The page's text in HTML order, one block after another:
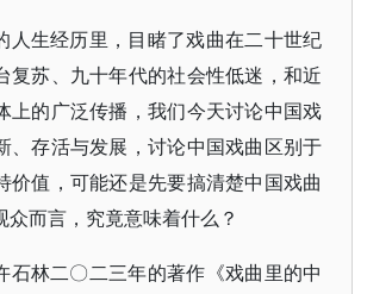
人生经历里，目睹了戏曲在二十世纪
复苏、九十年代的社会性低迷，和近
上的广泛传播，我们今天讨论中国戏
、存活与发展，讨论中国戏曲区别于
价值，可能还是先要搞清楚中国戏曲
众而言，究竟意味着什么？
石林二〇二三年的著作《戏曲里的中